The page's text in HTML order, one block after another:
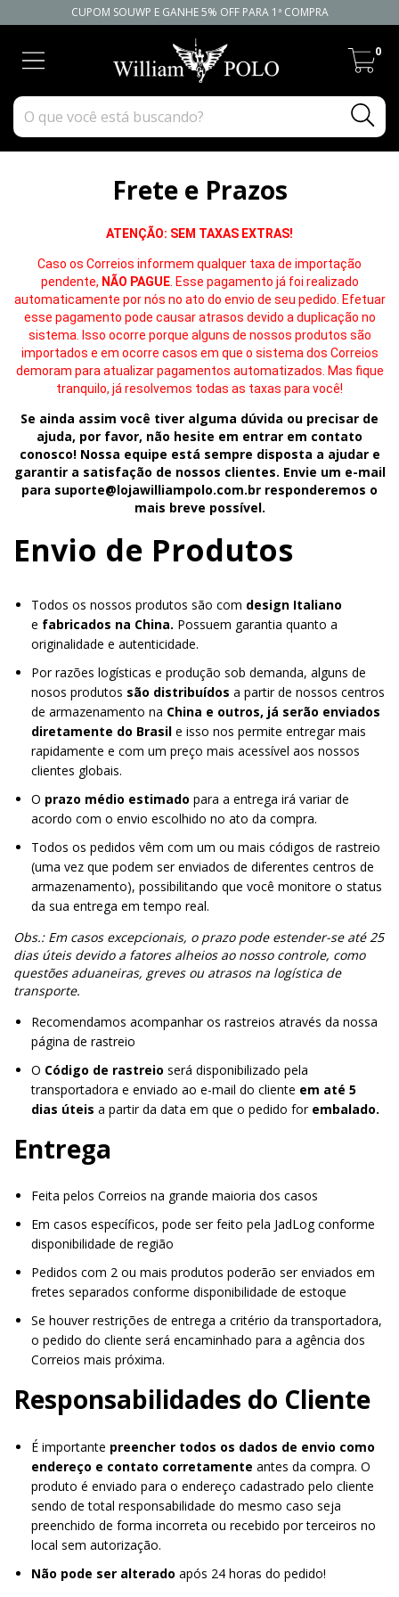
CUPOM SOUWP E GANHE 5% OFF PARA 1ª COMPRA
0
Frete e Prazos
ATENÇÃO: SEM TAXAS EXTRAS!
Caso os Correios informem qualquer taxa de importação
pendente, NÃO PAGUE. Esse pagamento já foi realizado
automaticamente por nós no ato do envio de seu pedido. Efetuar
esse pagamento pode causar atrasos devido a duplicação no
sistema. Isso ocorre porque alguns de nossos produtos são
importados e em ocorre casos em que o sistema dos Correios
demoram para atualizar pagamentos automatizados. Mas fique
tranquilo, já resolvemos todas as taxas para você!
Se ainda assim você tiver alguma dúvida ou precisar de
ajuda, por favor, não hesite em entrar em contato
conosco! Nossa equipe está sempre disposta a ajudar e
garantir a satisfação de nossos clientes. Envie um e-mail
para suporte@lojawilliampolo.com.br responderemos o
mais breve possível.
Envio de Produtos
Todos os nossos produtos são com design Italiano
e fabricados na China. Possuem garantia quanto a
originalidade e autenticidade.
Por razões logísticas e produção sob demanda, alguns de
nosos produtos são distribuídos a partir de nossos centros
de armazenamento na China e outros, já serão enviados
diretamente do Brasil e isso nos permite entregar mais
rapidamente e com um preço mais acessível aos nossos
clientes globais.
O prazo médio estimado para a entrega irá variar de
acordo com o envio escolhido no ato da compra.
Todos os pedidos vêm com um ou mais códigos de rastreio
(uma vez que podem ser enviados de diferentes centros de
armazenamento), possibilitando que você monitore o status
da sua entrega em tempo real.
Obs.: Em casos excepcionais, o prazo pode estender-se até 25
dias úteis devido a fatores alheios ao nosso controle, como
questões aduaneiras, greves ou atrasos na logística de
transporte.
Recomendamos acompanhar os rastreios através da nossa
página de rastreio
O Código de rastreio será disponibilizado pela
transportadora e enviado ao e-mail do cliente em até 5
dias úteis a partir da data em que o pedido for embalado.
Entrega
Feita pelos Correios na grande maioria dos casos
Em casos específicos, pode ser feito pela JadLog conforme
disponibilidade de região
Pedidos com 2 ou mais produtos poderão ser enviados em
fretes separados conforme disponibilidade de estoque
Se houver restrições de entrega a critério da transportadora,
o pedido do cliente será encaminhado para a agência dos
Correios mais próxima.
Responsabilidades do Cliente
É importante preencher todos os dados de envio como
endereço e contato corretamente antes da compra. O
produto é enviado para o endereço cadastrado pelo cliente
sendo de total responsabilidade do mesmo caso seja
preenchido de forma incorreta ou recebido por terceiros no
local sem autorização.
Não pode ser alterado após 24 horas do pedido!